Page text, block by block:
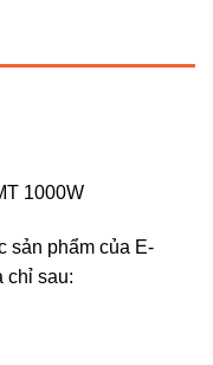
1000W
sản phẩm của E-
chỉ sau: